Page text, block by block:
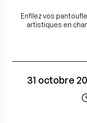
Enfilez vos
artistiques en
31 octobre